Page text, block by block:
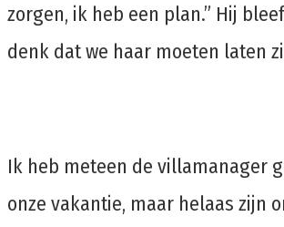
zorgen, ik heb een plan.” Hij
denk dat we haar moeten laten
Ik heb meteen de villamanager
onze vakantie, maar helaas zijn